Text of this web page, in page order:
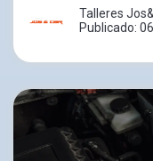
Talleres
Publicado: